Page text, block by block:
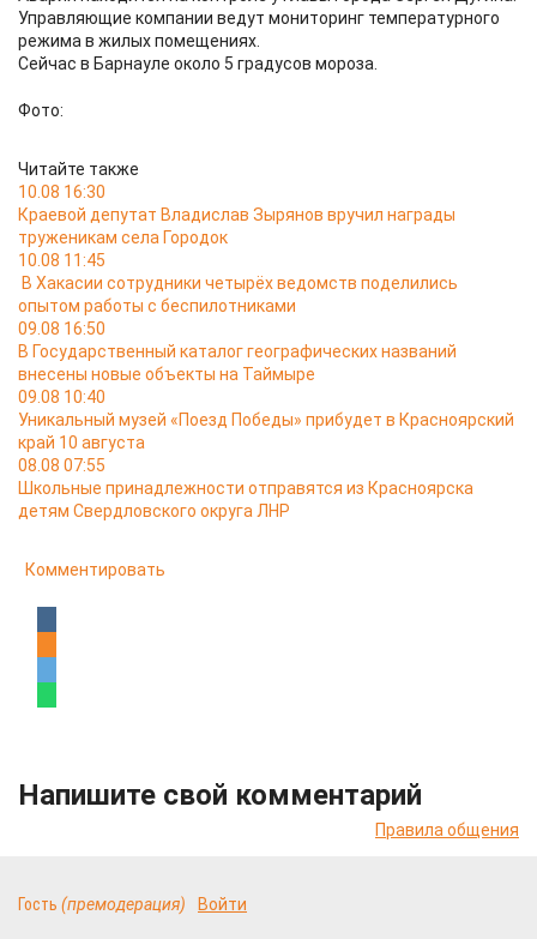
Управляющие компании ведут мониторинг температурного
режима в жилых помещениях.
Сейчас в Барнауле около 5 градусов мороза.
Фото:
Читайте также
10.08 16:30
Краевой депутат Владислав Зырянов вручил награды
труженикам села Городок
10.08 11:45
В Хакасии сотрудники четырёх ведомств поделились
опытом работы с беспилотниками
09.08 16:50
В Государственный каталог географических названий
внесены новые объекты на Таймыре
09.08 10:40
Уникальный музей «Поезд Победы» прибудет в Красноярский
край 10 августа
08.08 07:55
Школьные принадлежности отправятся из Красноярска
детям Свердловского округа ЛНР
Комментировать
Напишите свой комментарий
Правила общения
Гость (премодерация) Войти